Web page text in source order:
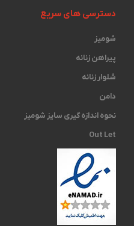
دسترسی های سریع
شومیز
پیراهن زنانه
شلوار زنانه
دامن
نحوه اندازه گیری ‫سایز شومیز
Out Let